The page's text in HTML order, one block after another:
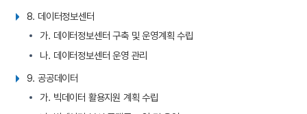
8. 데이터정보센터
가. 데이터정보센터 구축 및 운영계획 수립
나. 데이터정보센터 운영 관리
9. 공공데이터
가. 빅데이터 활용지원 계획 수립